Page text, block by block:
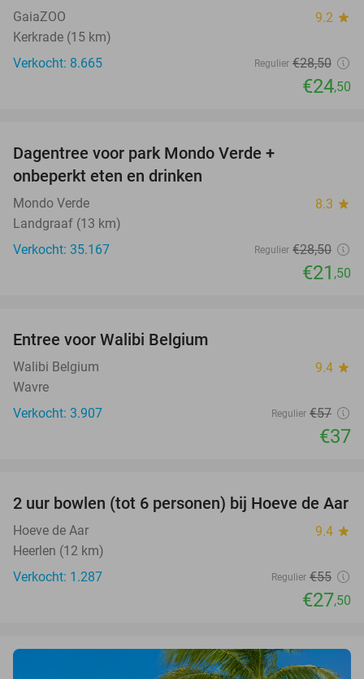
GaiaZOO 9.2 star
Kerkrade (15 km)
Verkocht: 8.665
Regulier €28,50
€24,50
Dagentree voor park Mondo Verde +
onbeperkt eten en drinken
Mondo Verde 8.3 star
Landgraaf (13 km)
Verkocht: 35.167
Regulier €28,50
€21 ,50
Entree voor Walibi Belgium
Walibi Belgium 9.4 star
Wavre
Verkocht: 3.907
Regulier €57
€37
50%
2 uur bowlen (tot 6 personen) bij Hoeve de Aar
Hoeve de Aar 9.4 star
Heerlen (12 km)
Verkocht: 1.287
Regulier €55
€27,50